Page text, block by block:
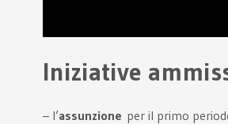
Iniziative
– l’assunzione per il primo